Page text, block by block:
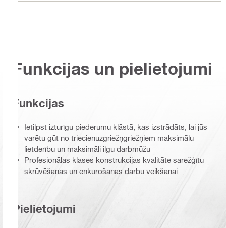
Funkcijas un pielietojumi
Funkcijas
Ietilpst izturīgu piederumu klāstā, kas izstrādāts, lai jūs
varētu gūt no triecienuzgriežņgriežņiem maksimālu
lietderību un maksimāli ilgu darbmūžu
Profesionālas klases konstrukcijas kvalitāte sarežģītu
skrūvēšanas un enkurošanas darbu veikšanai
Pielietojumi